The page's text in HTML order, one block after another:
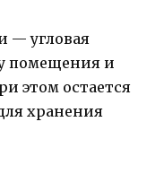
— угловая
помещения и
этом остается
хранения